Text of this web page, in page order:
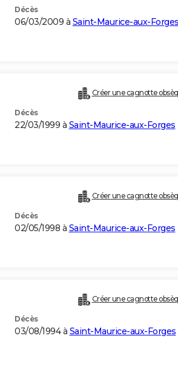
Décès
06/03/2009 à Saint-Maurice-aux-Forges
Créer une cagnotte
Décès
22/03/1999 à Saint-Maurice-aux-Forges
Créer une cagnotte
Décès
02/05/1998 à Saint-Maurice-aux-Forges
Créer une cagnotte
Décès
03/08/1994 à Saint-Maurice-aux-Forges